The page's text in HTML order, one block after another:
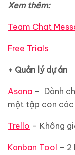
Xem thêm:
Team Chat
Free Trials
+ Quản lý dự án
Asana – Dành
một tập con các
Trello – Không
Kanban Tool – 2